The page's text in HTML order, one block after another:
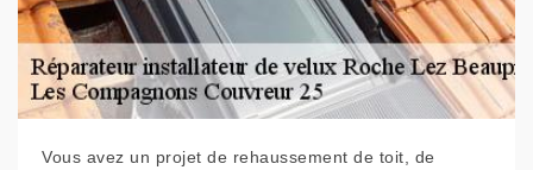
Vous avez un projet de rehaussement de toit, de